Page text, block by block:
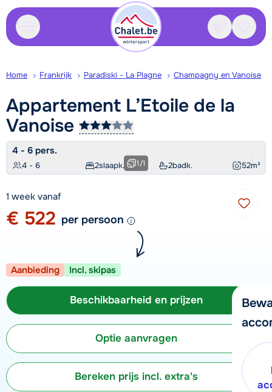
Contact
Home Frankrijk Paradiski - La Plagne Champagny en Vanoise
Appartement L’Etoile de la
Vanoise
4 - 6 pers.
4 - 6 2slaapk. 2badk. 52m²
1/1
1 week vanaf
€ 522 per persoon
Aanbieding Incl. skipas
Beschikbaarheid en prijzen
Optie aanvragen
Bereken prijs incl. extra's